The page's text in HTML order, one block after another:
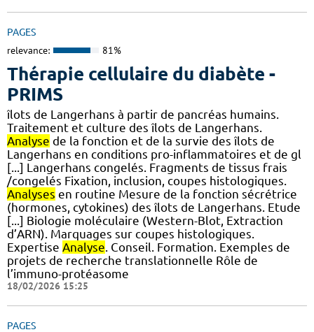
PAGES
relevance: 81%
Thérapie cellulaire du diabète -
PRIMS
îlots de Langerhans à partir de pancréas humains.
Traitement et culture des îlots de Langerhans.
Analyse de la fonction et de la survie des îlots de
Langerhans en conditions pro-inflammatoires et de gl
[...] Langerhans congelés. Fragments de tissus frais
/congelés Fixation, inclusion, coupes histologiques.
Analyses en routine Mesure de la fonction sécrétrice
(hormones, cytokines) des îlots de Langerhans. Etude
[...] Biologie moléculaire (Western-Blot, Extraction
d’ARN). Marquages sur coupes histologiques.
Expertise Analyse. Conseil. Formation. Exemples de
projets de recherche translationnelle Rôle de
l’immuno-protéasome
18/02/2026 15:25
PAGES